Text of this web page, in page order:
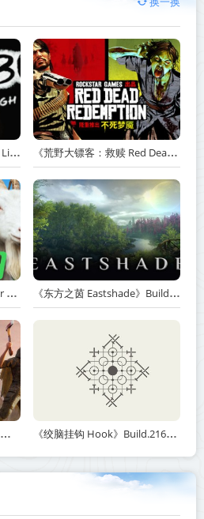
《乞丐模拟器 Hobo: Tough Life》v1.20.010-赠原声带+解锁全人物满级通关存档+多项修改器【单机+联机】丨中文版网盘下载 《荒野大镖客：救赎 Red Dead Redemption》v1.0.42.46611-送修改器丨中文版网盘下载
《模拟山羊3 Goat Simulator 3》v1.2.0.2-全DLC+含重制版【单机+联机】【PC/手机双端】丨中文版网盘下载 《东方之茵 Eastshade》Build.20251455-免安装中文版丨中文版网盘下载
《前线 The Front》v1.5.7丨中文版网盘下载 《绞脑挂钩 Hook》Build.21678887-免安装中文版丨中文版网盘下载